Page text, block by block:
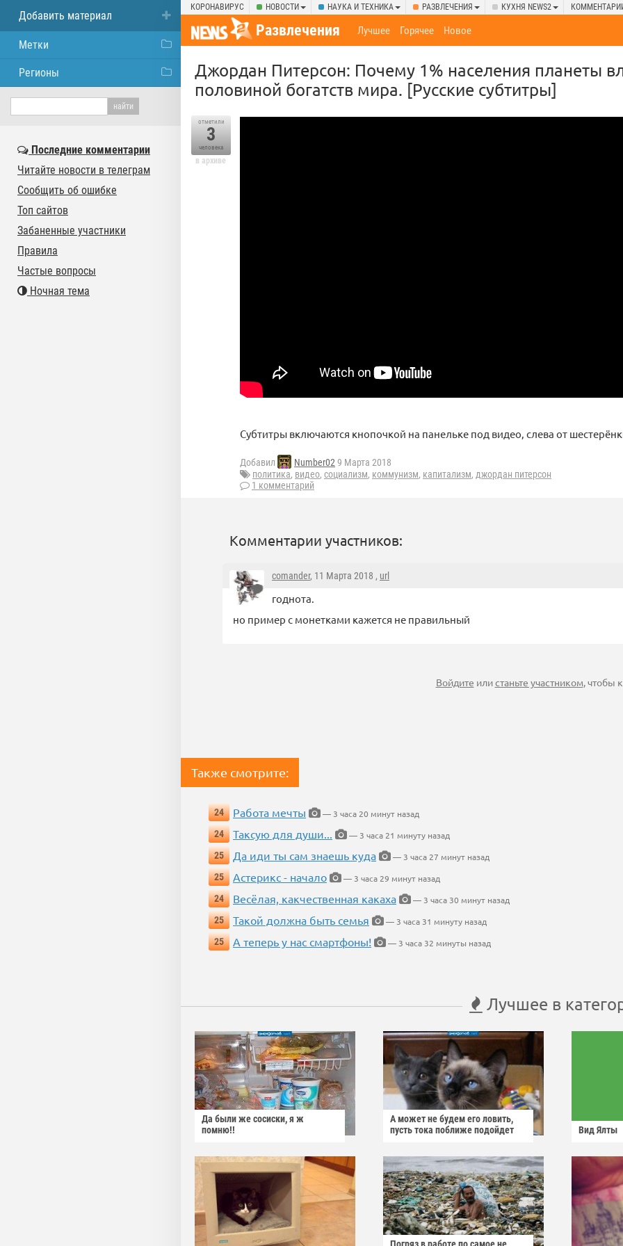
КОРОНАВИРУС НОВОСТИ НАУКА И ТЕХНИКА РАЗВЛЕЧЕНИЯ КУХНЯ NEWS2
Развлечения Лучшее Горячее Новое
Джордан Питерсон: Почему 1% населения планеты
половиной богатств мира. [Русские субтитры]
отметили
3
человека
в архиве
Субтитры включаются кнопочкой на панельке под видео, слева от
Добавил Number02 9 Марта 2018
политика, видео, социализм, коммунизм, капитализм, джордан питерсон
1 комментарий
Комментарии участников:
comander, 11 Марта 2018 , url
годнота.
но пример с монетками кажется не правильный
Войдите илистаньте участником, чтобы
Также смотрите:
24 Работа мечты
— 3 часа 20 минут назад
24
Таксую для души...
— 3 часа 21 минуту назад
25
Да иди ты сам знаешь куда
— 3 часа 27 минут назад
25
Астерикс - начало
— 3 часа 29 минут назад
24
Весёлая, какчественная какаха
— 3 часа 30 минут назад
25
Такой должна быть семья
— 3 часа 31 минуту назад
25
А теперь у нас смартфоны! — 3 часа 32 минуты назад
Лучшее в
Да были же сосиски, я ж
помню!!
А может не будем его ловить,
пусть тока поближе подойдет
Вид Ялты
Добавить материал
Метки
Регионы
Последние комментарии
Читайте новости в телеграм
Сообщить об ошибке
Топ сайтов
Забаненные участники
Правила
Частые вопросы
Ночная тема